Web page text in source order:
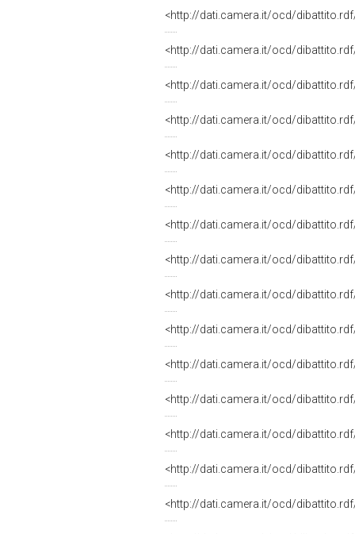
<http://dati.camera.it/ocd/
<http://dati.camera.it/ocd/
<http://dati.camera.it/ocd/
<http://dati.camera.it/ocd/
<http://dati.camera.it/ocd/
<http://dati.camera.it/ocd/
<http://dati.camera.it/ocd/
<http://dati.camera.it/ocd/
<http://dati.camera.it/ocd/
<http://dati.camera.it/ocd/
<http://dati.camera.it/ocd/
<http://dati.camera.it/ocd/
<http://dati.camera.it/ocd/
<http://dati.camera.it/ocd/
<http://dati.camera.it/ocd/